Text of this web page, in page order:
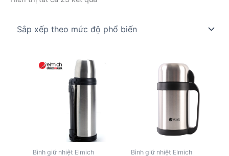
xếp
theo
Bình giữ nhiệt Elmich Bình giữ nhiệt Elmich